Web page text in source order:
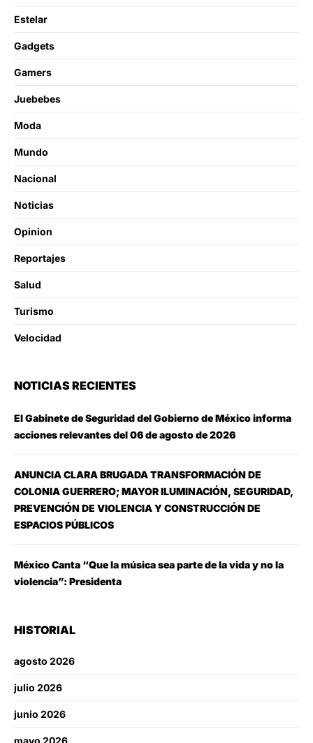
Estelar
Gadgets
Gamers
Juebebes
Moda
Mundo
Nacional
Noticias
Opinion
Reportajes
Salud
Turismo
Velocidad
NOTICIAS RECIENTES
El Gabinete de Seguridad del Gobierno de México informa
acciones relevantes del 06 de agosto de 2026
ANUNCIA CLARA BRUGADA TRANSFORMACIÓN DE
COLONIA GUERRERO; MAYOR ILUMINACIÓN, SEGURIDAD,
PREVENCIÓN DE VIOLENCIA Y CONSTRUCCIÓN DE
ESPACIOS PÚBLICOS
México Canta “Que la música sea parte de la vida y no la
violencia”: Presidenta
HISTORIAL
agosto 2026
julio 2026
junio 2026